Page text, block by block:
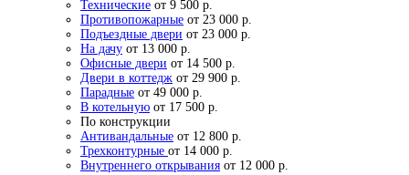
Технические от 9 500 р.
Противопожарные от 23 000 р.
Подъездные двери от 23 000 р.
На дачу от 13 000 р.
Офисные двери от 14 500 р.
Двери в коттедж от 29 900 р.
Парадные от 49 000 р.
В котельную от 17 500 р.
По конструкции
Антивандальные от 12 800 р.
Трехконтурные от 14 000 р.
Внутреннего открывания от 12 000 р.